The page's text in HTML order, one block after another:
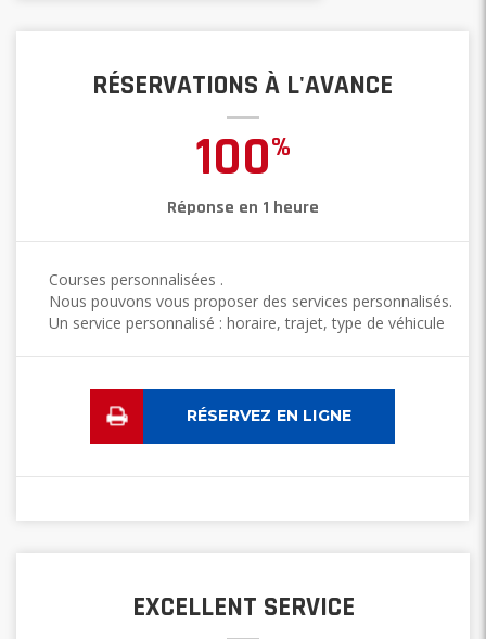
RÉSERVATIONS À L'AVANCE
100%
Réponse en 1 heure
Courses personnalisées .
Nous pouvons vous proposer des services personnalisés.
Un service personnalisé : horaire, trajet, type de véhicule
RÉSERVEZ EN LIGNE
EXCELLENT SERVICE